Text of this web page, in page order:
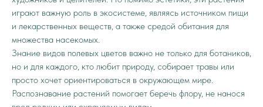
играют важную роль в экосистеме, являясь источником пищи
и лекарственных веществ, а также средой обитания для
множества насекомых.
Знание видов полевых цветов важно не только для ботаников,
но и для каждого, кто любит природу, собирает травы или
просто хочет ориентироваться в окружающем мире.
Распознавание растений помогает беречь флору, не нанося